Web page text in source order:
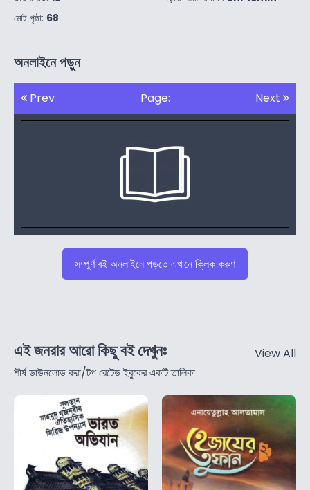
মোট পৃষ্ঠা: 68
অনলাইনে পড়ুন
Prev Page: Next
সম্পুর্ণ বই অনলাইনে পড়তে এখানে ক্লিক করুণ
এই জনরার আরো কিছু বই দেখুনঃ
শীর্ষ ডাউনলোড করা/টপ রেটেড ইবুকের একটি তালিকা
View All